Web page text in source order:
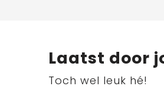
Laatst door
Toch wel leuk hé!